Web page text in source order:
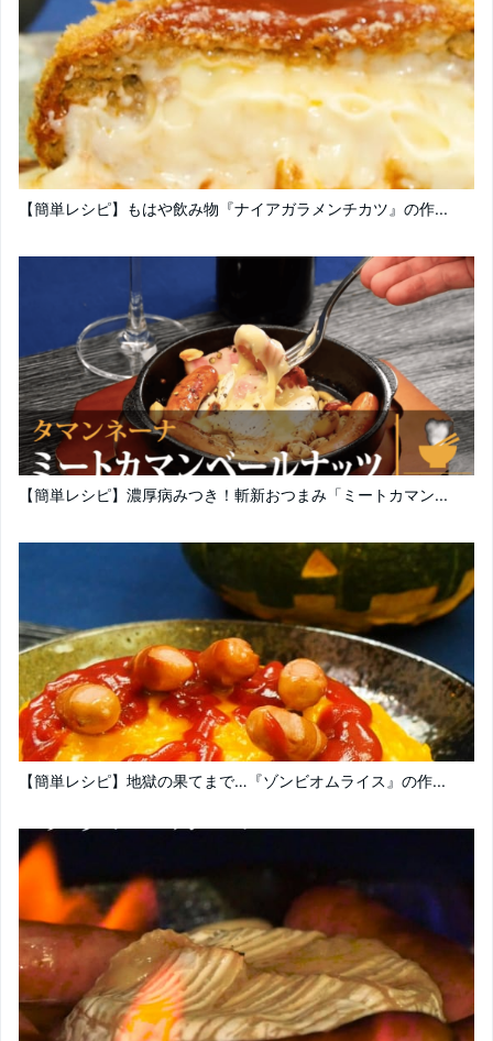
【簡単レシピ】もはや飲み物『ナイアガラメンチカツ』の作...
【簡単レシピ】濃厚病みつき！斬新おつまみ「ミートカマン...
【簡単レシピ】地獄の果てまで…『ゾンビオムライス』の作...